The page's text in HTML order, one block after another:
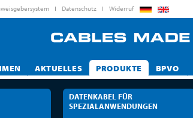
Datenschutz Widerruf
AKTUELLES PRODUKTE BPVO
DATENKABEL FÜR
SPEZIALANWENDUNGEN